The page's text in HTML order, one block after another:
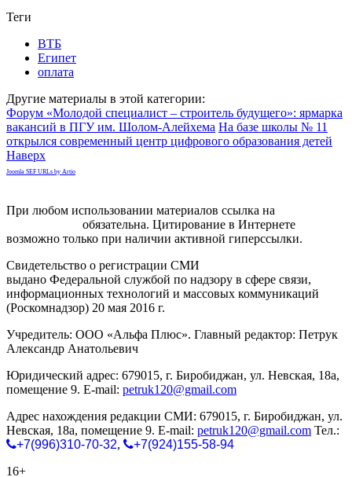
Теги
ВТБ
Египет
оплата
Другие материалы в этой категории:
Форум «Молодой специалист – строитель будущего»: ярмарка
вакансий в ПГУ им. Шолом-Алейхема На базе школы № 11
открылся современный центр цифрового образования детей
Наверх
Joomla SEF URLs by Artio
При любом использовании материалов ссылка на
обязательна. Цитирование в Интернете
возможно только при наличии активной гиперссылки.
Свидетельство о регистрации СМИ
выдано Федеральной службой по надзору в сфере связи,
информационных технологий и массовых коммуникаций
(Роскомнадзор) 20 мая 2016 г.
Учредитель: ООО «Альфа Плюс». Главный редактор: Петрук
Александр Анатольевич
Юридический адрес: 679015, г. Биробиджан, ул. Невская, 18а,
помещение 9. E-mail: petruk120@gmail.com
Адрес нахождения редакции СМИ: 679015, г. Биробиджан, ул.
Невская, 18а, помещение 9. E-mail: petruk120@gmail.com Тел.:
+7(996)310-70-32,
+7(924)155-58-94
16+